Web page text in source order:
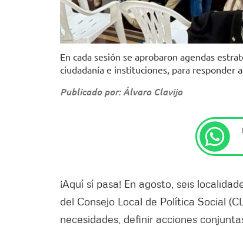
En cada sesión se aprobaron agendas
ciudadanía e instituciones, para responder
Publicado por: Álvaro Clavijo
¡Aquí sí pasa! En agosto, seis
del Consejo Local de Política Social
necesidades, definir acciones